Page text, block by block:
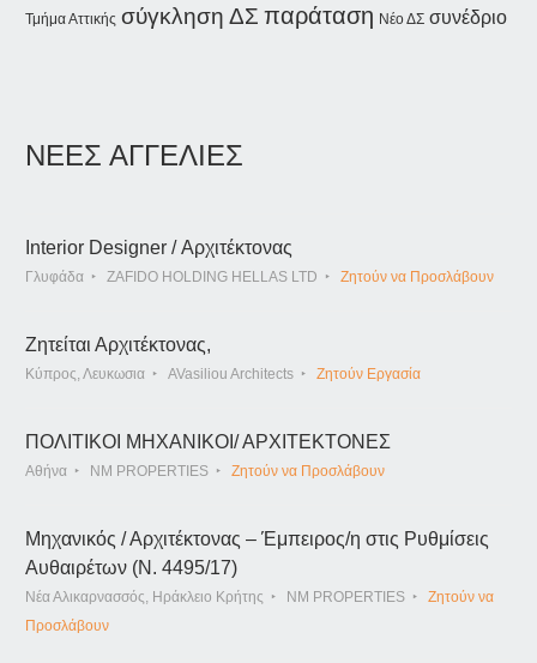
Τμήμα Αττικής σύγκληση ΔΣ παράταση Νέο ΔΣ συνέδριο
ΝΕΕΣ ΑΓΓΕΛΙΕΣ
Interior Designer / Αρχιτέκτονας
Γλυφάδα ZAFIDO HOLDING HELLAS LTD Ζητούν να Προσλάβουν
Ζητείται Αρχιτέκτονας,
Κύπρος, Λευκωσια AVasiliou Architects Ζητούν Εργασία
ΠΟΛΙΤΙΚΟΙ ΜΗΧΑΝΙΚΟΙ/ ΑΡΧΙΤΕΚΤΟΝΕΣ
Αθήνα NM PROPERTIES Ζητούν να Προσλάβουν
Μηχανικός / Αρχιτέκτονας – Έμπειρος/η στις Ρυθμίσεις
Αυθαιρέτων (Ν. 4495/17)
Νέα Αλικαρνασσός, Ηράκλειο Κρήτης NM PROPERTIES
Ζητούν να
Προσλάβουν